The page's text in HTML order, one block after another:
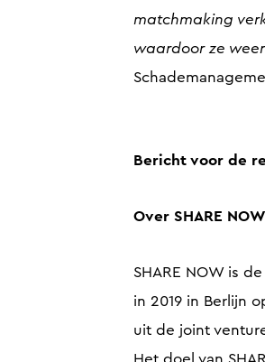
matchmaking
waardoor ze
Bericht voor de
Over SHARE NOW
SHARE NOW is
in 2019 in Berlijn
uit de joint
Het doel van